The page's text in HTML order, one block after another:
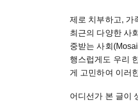
제로 치부하고, 가
최근의 다양한 사
중받는 사회
행스럽게도 우리
게 고민하여 이러
어디선가 본 글이